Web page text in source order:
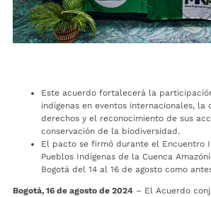
Este acuerdo fortalecerá la
indígenas en eventos internacionales, la
derechos y el reconocimiento de sus
conservación de la biodiversidad.
El pacto se firmó durante el Encuentro
Pueblos Indígenas de la Cuenca
Bogotá del 14 al 16 de agosto como
Bogotá, 16 de agosto de 2024 – El Acuerdo